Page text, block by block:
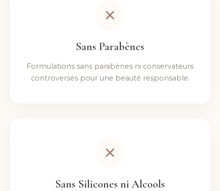
Sans Parabènes
Formulations sans parabènes ni conservateurs
controversés pour une beauté responsable.
Sans Silicones ni Alcools